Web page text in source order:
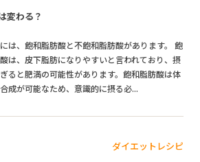
変わる？
は、飽和脂肪酸と不飽和脂肪酸があります。 飽
は、皮下脂肪になりやすいと言われており、摂
ると肥満の可能性があります。飽和脂肪酸は体
成が可能なため、意識的に摂る必...
ダイエットレシピ